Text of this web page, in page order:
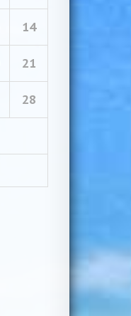
14
21
28